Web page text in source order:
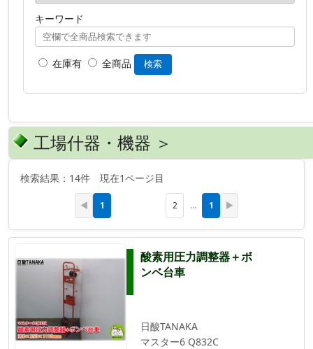
キーワード
在庫有 全商品 検索
工場什器・機器 ＞
検索結果：14件 現在1ページ目
◀ 1 2 … 1 ▶
酸素用圧力調整器＋ボ
ンベ台車
日酸TANAKA
マスター6 Q832C